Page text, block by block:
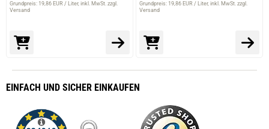
Grundpreis: 19,86 EUR / Liter inkl. MwSt. zzgl.
Versand
Grundpreis: 19,86 EUR / Liter inkl. MwSt. zzgl.
Versand
EINFACH UND SICHER EINKAUFEN